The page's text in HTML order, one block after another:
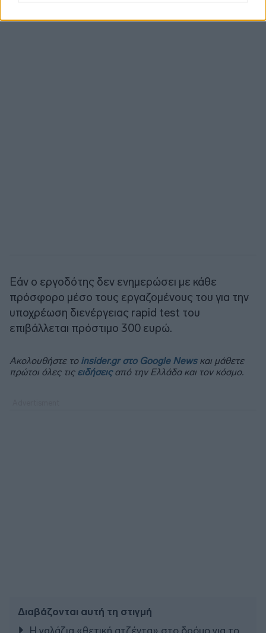
Εάν ο εργοδότης δεν ενημερώσει με κάθε
πρόσφορο μέσο τους εργαζομένους του για την
υποχρέωση διενέργειας rapid test του
επιβάλλεται πρόστιμο 300 ευρώ.
Ακολουθήστε το insider.gr στο Google Newsκαι μάθετε
πρώτοι όλες τις ειδήσειςαπό την Ελλάδα και τον κόσμο.
Διαβάζονται αυτή τη στιγμή